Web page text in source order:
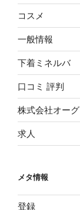
コスメ
一般情報
下着ミネルバ
口コミ 評判
株式会社オーグ
求人
メタ情報
登録